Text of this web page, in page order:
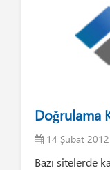
Doğrulama
14 Şubat 2012
Bazı sitelerde